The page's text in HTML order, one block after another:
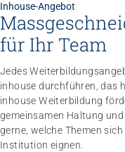
Inhouse-Angebot
für Ihr Team
Jedes
inhouse durchführen, das
inhouse Weiterbildung
gemeinsamen Haltung
gerne, welche Themen
Institution eignen.